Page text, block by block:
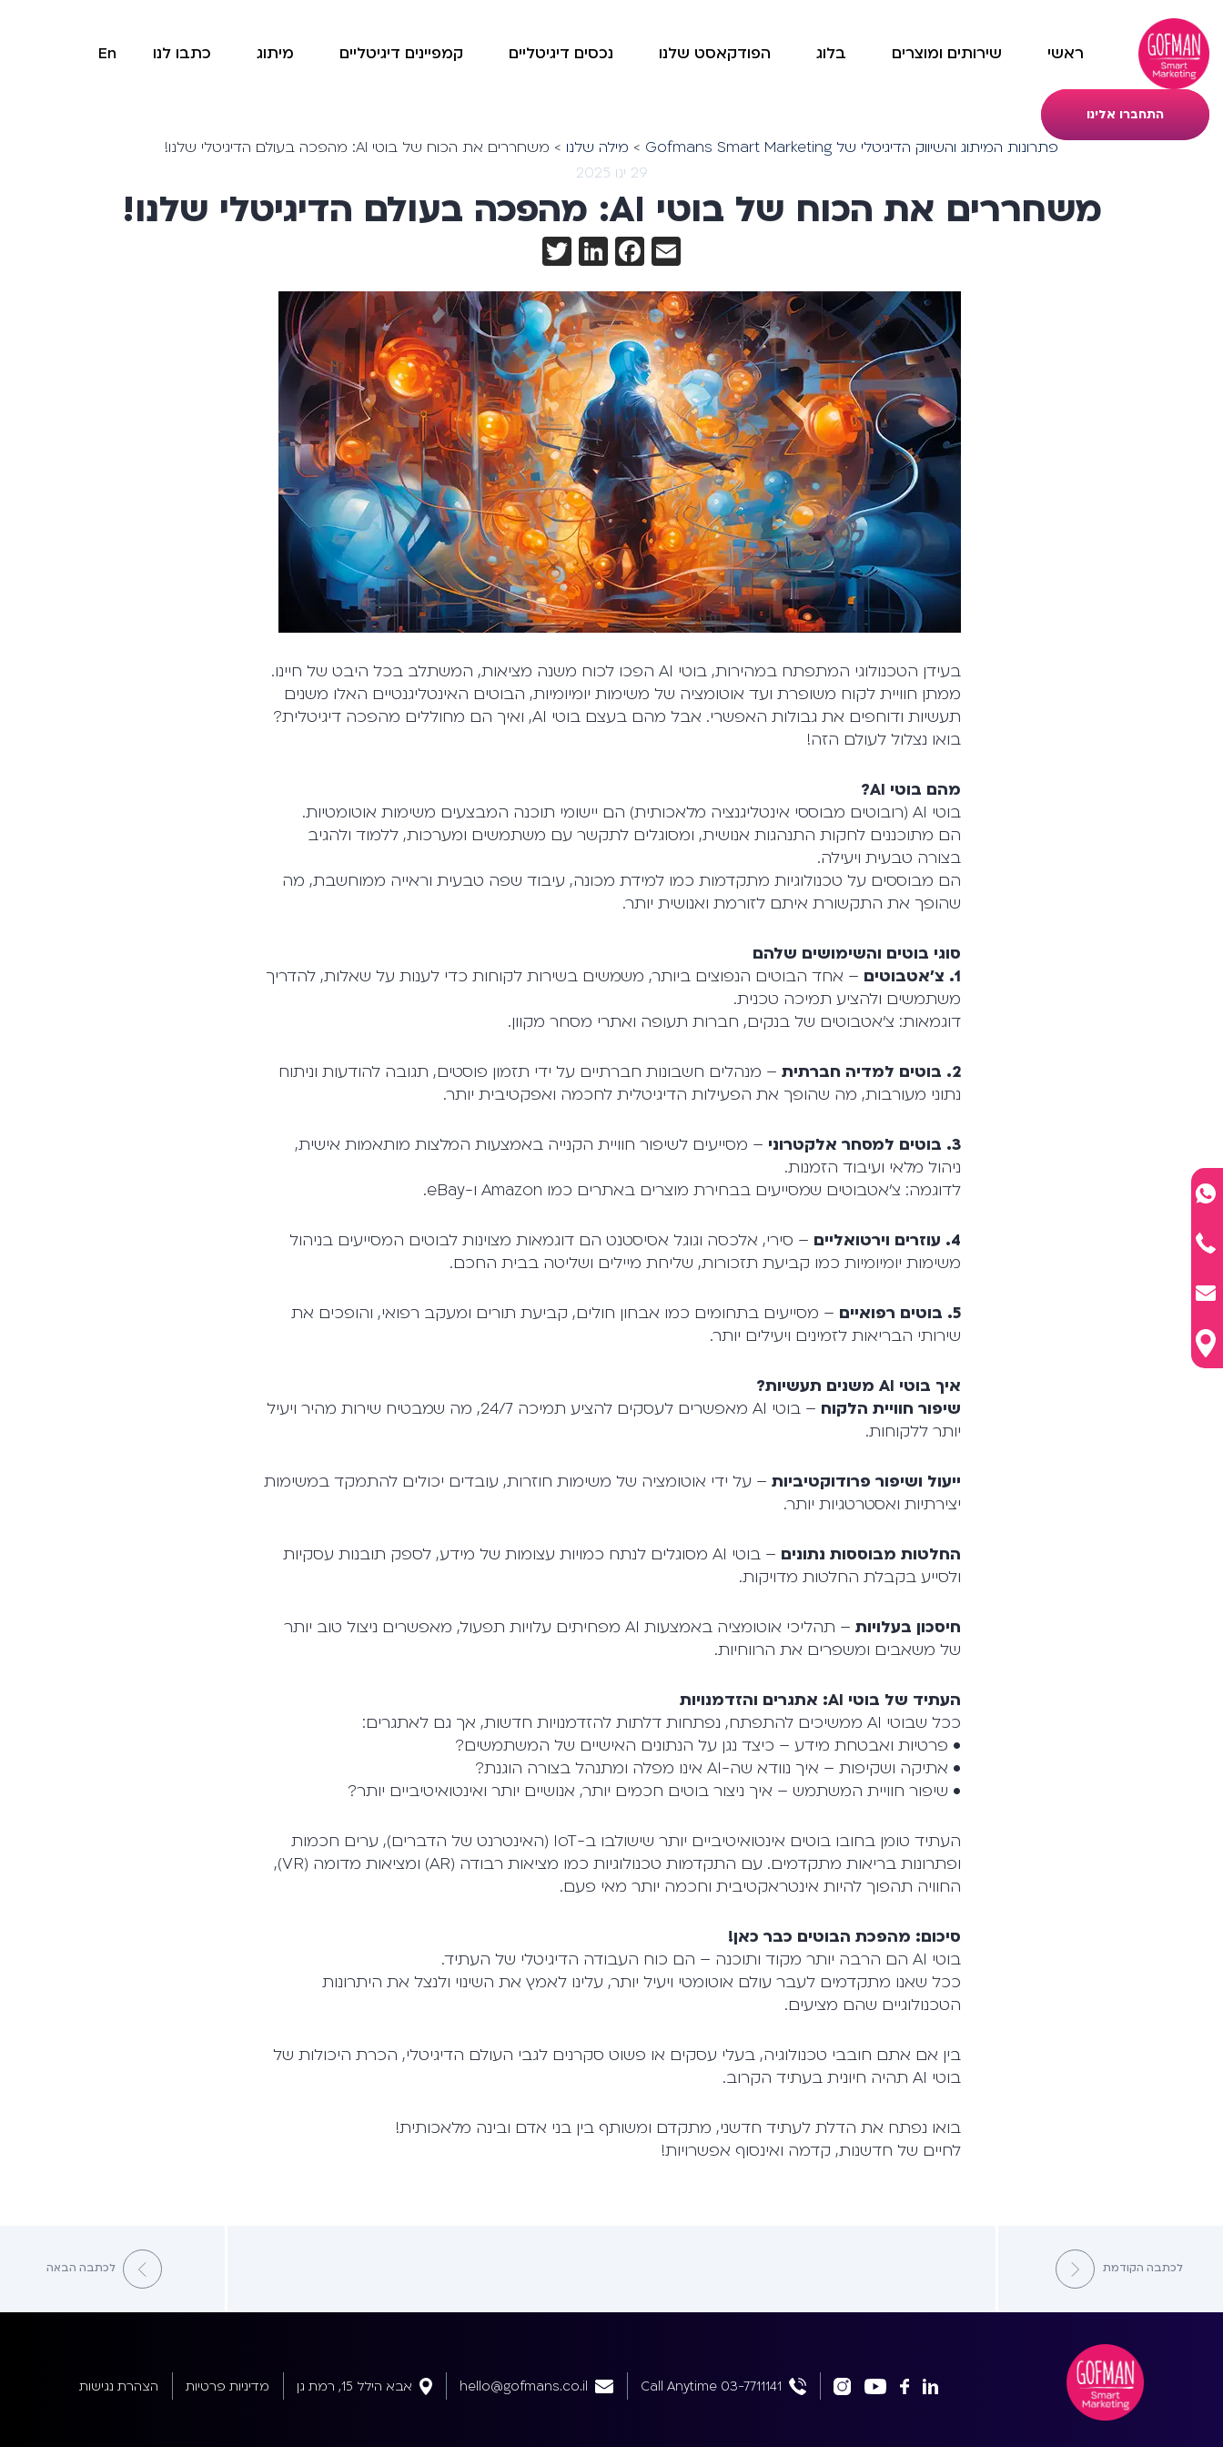
ראשי שירותים ומוצרים בלוג הפודקאסט שלנו נכסים דיגיטליים קמפיינים דיגיטליים מיתוג כתבו לנו En
התחברו אלינו
פתרונות המיתוג והשיווק הדיגיטלי של Gofmans Smart Marketing > מילה שלנו > משחררים את הכוח של בוטי AI: מהפכה בעולם הדיגיטלי שלנו!
29 ינו 2025
משחררים את הכוח של בוטי AI: מהפכה בעולם הדיגיטלי שלנו!
Email
Facebook
LinkedIn
בעידן הטכנולוגי המתפתח במהירות, בוטי AI הפכו לכוח משנה מציאות, המשתלב בכל היבט של חיינו.
ממתן חוויית לקוח משופרת ועד אוטומציה של משימות יומיומיות, הבוטים האינטליגנטיים האלו משנים
תעשיות ודוחפים את גבולות האפשרי. אבל מהם בעצם בוטי AI, ואיך הם מחוללים מהפכה דיגיטלית?
בואו נצלול לעולם הזה!
מהם בוטי AI?
בוטי AI (רובוטים מבוססי אינטליגנציה מלאכותית) הם יישומי תוכנה המבצעים משימות אוטומטיות.
הם מתוכננים לחקות התנהגות אנושית, ומסוגלים לתקשר עם משתמשים ומערכות, ללמוד ולהגיב
בצורה טבעית ויעילה.
הם מבוססים על טכנולוגיות מתקדמות כמו למידת מכונה, עיבוד שפה טבעית וראייה ממוחשבת, מה
שהופך את התקשורת איתם לזורמת ואנושית יותר.
סוגי בוטים והשימושים שלהם
1. צ'אטבוטים
– אחד הבוטים הנפוצים ביותר, משמשים בשירות לקוחות כדי לענות על שאלות, להדריך
משתמשים ולהציע תמיכה טכנית.
דוגמאות: צ'אטבוטים של בנקים, חברות תעופה ואתרי מסחר מקוון.
2. בוטים למדיה חברתית
– מנהלים חשבונות חברתיים על ידי תזמון פוסטים, תגובה להודעות וניתוח
נתוני מעורבות, מה שהופך את הפעילות הדיגיטלית לחכמה ואפקטיבית יותר.
3. בוטים למסחר אלקטרוני
– מסייעים לשיפור חוויית הקנייה באמצעות המלצות מותאמות אישית,
ניהול מלאי ועיבוד הזמנות.
לדוגמה: צ'אטבוטים שמסייעים בבחירת מוצרים באתרים כמו Amazon ו-eBay.
4. עוזרים וירטואליים
– סירי, אלכסה וגוגל אסיסטנט הם דוגמאות מצוינות לבוטים המסייעים בניהול
משימות יומיומיות כמו קביעת תזכורות, שליחת מיילים ושליטה בבית החכם.
5. בוטים רפואיים
– מסייעים בתחומים כמו אבחון חולים, קביעת תורים ומעקב רפואי, והופכים את
שירותי הבריאות לזמינים ויעילים יותר.
איך בוטי AI משנים תעשיות?
שיפור חוויית הלקוח
– בוטי AI מאפשרים לעסקים להציע תמיכה 24/7, מה שמבטיח שירות מהיר ויעיל
יותר ללקוחות.
ייעול ושיפור פרודוקטיביות – על ידי אוטומציה של משימות חוזרות, עובדים יכולים להתמקד במשימות
יצירתיות ואסטרטגיות יותר.
החלטות מבוססות נתונים
– בוטי AI מסוגלים לנתח כמויות עצומות של מידע, לספק תובנות עסקיות
ולסייע בקבלת החלטות מדויקות.
חיסכון בעלויות
– תהליכי אוטומציה באמצעות AI מפחיתים עלויות תפעול, מאפשרים ניצול טוב יותר
של משאבים ומשפרים את הרווחיות.
העתיד של בוטי AI: אתגרים והזדמנויות
ככל שבוטי AI ממשיכים להתפתח, נפתחות דלתות להזדמנויות חדשות, אך גם לאתגרים:
• פרטיות ואבטחת מידע – כיצד נגן על הנתונים האישיים של המשתמשים?
• אתיקה ושקיפות – איך נוודא שה-AI אינו מפלה ומתנהל בצורה הוגנת?
• שיפור חוויית המשתמש – איך ניצור בוטים חכמים יותר, אנושיים יותר ואינטואיטיביים יותר?
העתיד טומן בחובו בוטים אינטואיטיביים יותר שישולבו ב-IoT (האינטרנט של הדברים), ערים חכמות
ופתרונות בריאות מתקדמים. עם התקדמות טכנולוגיות כמו מציאות רבודה (AR) ומציאות מדומה (VR),
החוויה תהפוך להיות אינטראקטיבית וחכמה יותר מאי פעם.
סיכום: מהפכת הבוטים כבר כאן!
בוטי AI הם הרבה יותר מקוד ותוכנה – הם כוח העבודה הדיגיטלי של העתיד.
ככל שאנו מתקדמים לעבר עולם אוטומטי ויעיל יותר, עלינו לאמץ את השינוי ולנצל את היתרונות
הטכנולוגיים שהם מציעים.
בין אם אתם חובבי טכנולוגיה, בעלי עסקים או פשוט סקרנים לגבי העולם הדיגיטלי, הכרת היכולות של
בוטי AI תהיה חיונית בעתיד הקרוב.
בואו נפתח את הדלת לעתיד חדשני, מתקדם ומשותף בין בני אדם ובינה מלאכותית!
לחיים של חדשנות, קדמה ואינסוף אפשרויות!
לכתבה הקודמת לכתבה הבאה
Call Anytime 03-7711141
hello@gofmans.co.il אבא הילל 15, רמת גן מדיניות פרטיות הצהרת נגישות